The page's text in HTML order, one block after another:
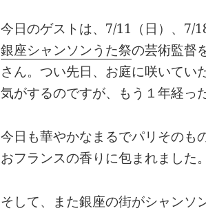
今日のゲストは、7/11（日）、7/
銀座シャンソンうた祭の芸術監督
さん。つい先日、お庭に咲いてい
気がするのですが、もう１年経っ
今日も華やかなまるでパリそのも
おフランスの香りに包まれました。
そして、また銀座の街がシャンソ